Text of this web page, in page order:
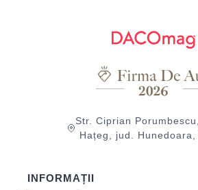
Str. Ciprian
Hațeg, jud. Hunedoara,
INFORMAȚII